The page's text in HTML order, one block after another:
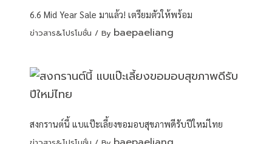
6.6 Mid Year Sale มาแล้ว! เตรียมตัวให้พร้อม
ข่าวสาร&โปรโมชั่น / By baepaeliang
สงกรานต์นี้ แบแป๊ะเลี้ยงขอมอบสุขภาพดีรับปีใหม่ไทย